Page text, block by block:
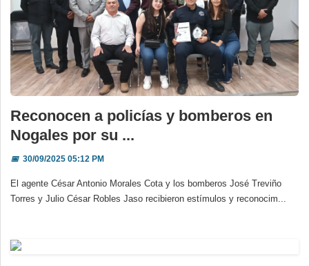
Reconocen a policías y bomberos en
Nogales por su ...
📅30/09/2025 05:12 PM
El agente César Antonio Morales Cota y los bomberos José Treviño
Torres y Julio César Robles Jaso recibieron estímulos y reconocim...